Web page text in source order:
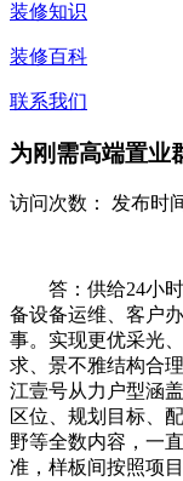
装修知识
装修百科
联系我们
为刚需高端置业
访问次数： 发布时
答：供给24小时
备设备运维、客户
事。实现更优采光
求、景不雅结构合
江壹号从力户型涵
区位、规划目标、
野等全数内容，一
准，样板间按照项